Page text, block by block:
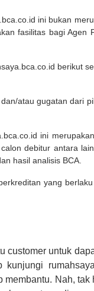
ini bukan
fasilitas bagi
berikut
atau gugatan dari
ini
debitur antara
hasil analisis BCA.
yang
untuk
Nah, tak